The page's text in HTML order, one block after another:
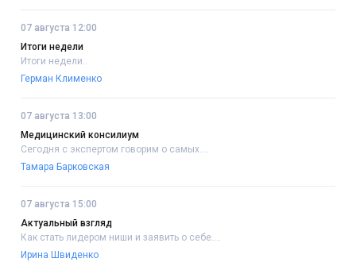
07 августа 12:00
Итоги недели
Итоги недели..
Герман Клименко
07 августа 13:00
Медицинский консилиум
Сегодня с экспертом говорим о самых....
Тамара Барковская
07 августа 15:00
Актуальный взгляд
Как стать лидером ниши и заявить о себе....
Ирина Швиденко